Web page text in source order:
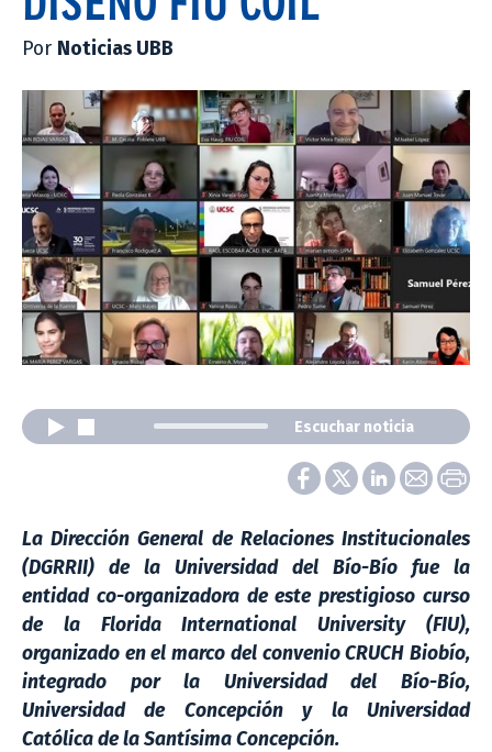
Por Noticias UBB
Escuchar noticia
La Dirección General de Relaciones Institucionales
(DGRRII) de la Universidad del Bío-Bío fue la
entidad co-organizadora de este prestigioso curso
de la Florida International University (FIU),
organizado en el marco del convenio CRUCH Biobío,
integrado por la Universidad del Bío-Bío,
Universidad de Concepción y la Universidad
Católica de la Santísima Concepción.